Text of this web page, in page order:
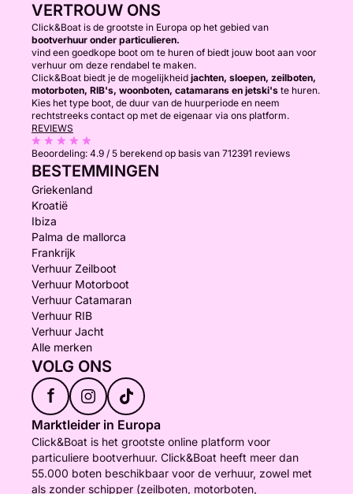
VERTROUW ONS
Click&Boat is de grootste in Europa op het gebied van
bootverhuur onder particulieren.
vind een goedkope boot om te huren of biedt jouw boot aan voor
verhuur om deze rendabel te maken.
Click&Boat biedt je de mogelijkheid jachten, sloepen, zeilboten,
motorboten, RIB's, woonboten, catamarans en jetski's te huren.
Kies het type boot, de duur van de huurperiode en neem
rechtstreeks contact op met de eigenaar via ons platform.
REVIEWS
Beoordeling: 4.9 / 5 berekend op basis van 712391 reviews
BESTEMMINGEN
Griekenland
Kroatië
Ibiza
Palma de mallorca
Frankrijk
Verhuur Zeilboot
Verhuur Motorboot
Verhuur Catamaran
Verhuur RIB
Verhuur Jacht
Alle merken
VOLG ONS
f
Marktleider in Europa
Click&Boat is het grootste online platform voor
particuliere bootverhuur. Click&Boat heeft meer dan
55.000 boten beschikbaar voor de verhuur, zowel met
als zonder schipper (zeilboten, motorboten,